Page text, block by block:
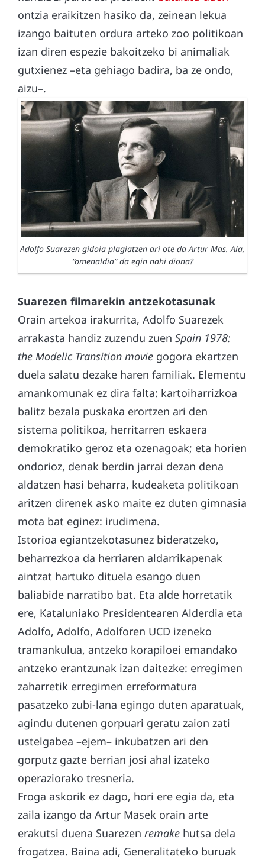
ontzia eraikitzen hasiko da, zeinean lekua
izango baituten ordura arteko zoo politikoan
izan diren espezie bakoitzeko bi animaliak
gutxienez –eta gehiago badira, ba ze ondo,
aizu–.
Adolfo Suarezen gidoia plagiatzen ari ote da Artur Mas. Ala,
“omenaldia” da egin nahi diona?
Suarezen filmarekin antzekotasunak
Orain artekoa irakurrita, Adolfo Suarezek
arrakasta handiz zuzendu zuen Spain 1978:
the Modelic Transition movie gogora ekartzen
duela salatu dezake haren familiak. Elementu
amankomunak ez dira falta: kartoiharrizkoa
balitz bezala puskaka erortzen ari den
sistema politikoa, herritarren eskaera
demokratiko geroz eta ozenagoak; eta horien
ondorioz, denak berdin jarrai dezan dena
aldatzen hasi beharra, kudeaketa politikoan
aritzen direnek asko maite ez duten gimnasia
mota bat eginez: irudimena.
Istorioa egiantzekotasunez bideratzeko,
beharrezkoa da herriaren aldarrikapenak
aintzat hartuko dituela esango duen
baliabide narratibo bat. Eta alde horretatik
ere, Kataluniako Presidentearen Alderdia eta
Adolfo, Adolfo, Adolforen UCD izeneko
tramankulua, antzeko korapiloei emandako
antzeko erantzunak izan daitezke: erregimen
zaharretik erregimen erreformatura
pasatzeko zubi-lana egingo duten aparatuak,
agindu dutenen gorpuari geratu zaion zati
ustelgabea –ejem– inkubatzen ari den
gorputz gazte berrian josi ahal izateko
operaziorako tresneria.
Froga askorik ez dago, hori ere egia da, eta
zaila izango da Artur Masek orain arte
erakutsi duena Suarezen remake hutsa dela
frogatzea. Baina adi, Generalitateko buruak